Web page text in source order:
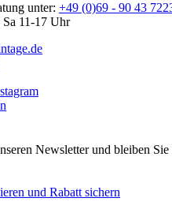
unter: +49 (0)69 - 90 43
11-17 Uhr
Newsletter und bleiben
und Rabatt sichern